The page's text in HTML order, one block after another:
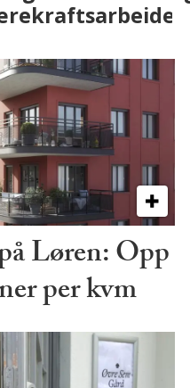
Løren: Opp
per kvm